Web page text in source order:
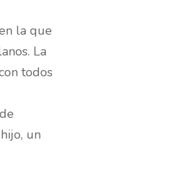
la que
La
todos
un